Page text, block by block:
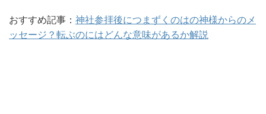
おすすめ記事： 神社参拝後につまずくのはの神様からのメ
ッセージ？転ぶのにはどんな意味があるか解説